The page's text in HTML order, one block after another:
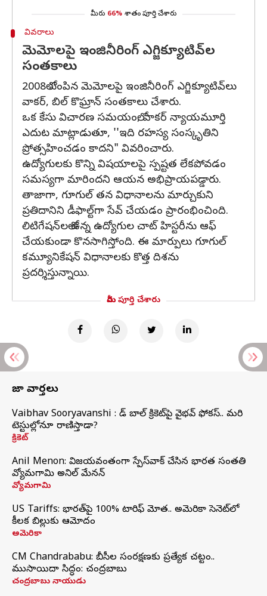
మీరు 66% శాతం పూర్తి చేశారు
వివరాలు
మెమోలపై ఇంజినీరింగ్‌ ఎగ్జిక్యూటివ్‌ల
సంతకాలు
2008లో పంపిన మెమోలపై ఇంజినీరింగ్‌ ఎగ్జిక్యూటివ్‌లు
వాకర్‌, బిల్‌ కొఘ్రాన్‌ సంతకాలు చేశారు.
ఒక కేసు విచారణ సమయంలో, వాకర్‌ న్యాయమూర్తి
ఎదుట మాట్లాడుతూ, ''ఇది రహస్య సంస్కృతిని
ప్రోత్సహించడం కాదని" వివరించారు.
ఉద్యోగులకు కొన్ని విషయాలపై స్పష్టత లేకపోవడం
సమస్యగా మారిందని ఆయన అభిప్రాయపడ్డారు.
తాజాగా, గూగుల్‌ తన విధానాలను మార్చుకుని
ప్రతిదానిని డీఫాల్ట్‌గా సేవ్‌ చేయడం ప్రారంభించింది.
లిటిగేషన్‌లలో ఉన్న ఉద్యోగుల చాట్‌ హిస్టరీను ఆఫ్‌
చేయకుండా కొనసాగిస్తోంది. ఈ మార్పులు గూగుల్‌
కమ్యూనికేషన్ విధానాలకు కొత్త దిశను
ప్రదర్శిస్తున్నాయి.
మీరు పూర్తి చేశారు
తాజా వార్తలు
Vaibhav Sooryavanshi : రెడ్ బాల్ క్రికెట్‌పై వైభవ్ ఫోకస్.. మరి
టెస్టుల్లోనూ రాణిస్తాడా?
క్రికెట్
Anil Menon: విజయవంతంగా స్పేస్‌వాక్‌ చేసిన భారత సంతతి
వ్యోమగామి అనిల్‌ మేనన్
వ్యోమగామి
US Tariffs: భారత్‌పై 100% టారిఫ్‌ మోత.. అమెరికా సెనెట్‌లో
కీలక బిల్లుకు ఆమోదం
అమెరికా
CM Chandrababu: బీసీల సంరక్షణకు ప్రత్యేక చట్టం..
ముసాయిదా సిద్ధం: చంద్రబాబు
చంద్రబాబు నాయుడు